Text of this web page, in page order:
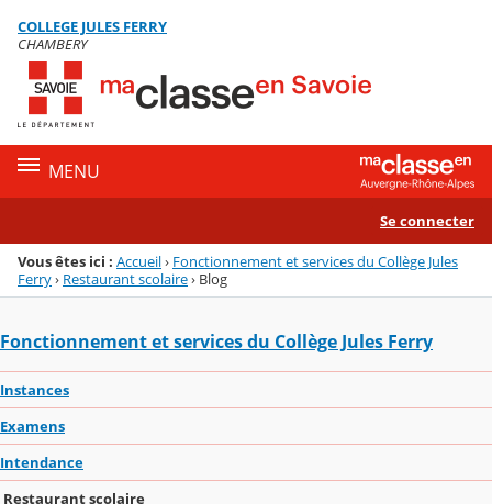
Menu de la rubrique
Contenu
COLLEGE JULES FERRY
CHAMBERY
MENU
Se connecter
Vous êtes ici : Accueil› Fonctionnement et services du Collège Jules
Ferry› Restaurant scolaire› Blog
Fonctionnement et services du Collège Jules Ferry
Instances
Examens
Intendance
Restaurant scolaire